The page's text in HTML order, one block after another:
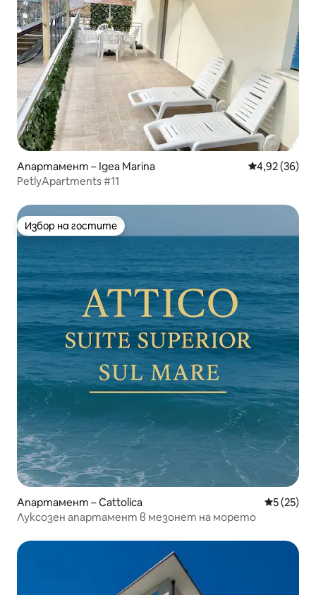
Апартамент – Igea Marina Средна
4,92 (36)
PetlyApartments #11
Избор на гостите
Избор на гостите
Апартамент – Cattolica Средна
5 (25)
Луксозен апартамент в мезонет на морето